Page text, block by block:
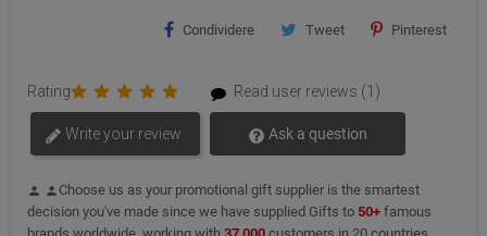
Condividere Tweet Pinterest
Rating Read user reviews (1)
Write your review Ask a question
person personChoose us as your promotional gift supplier is the smartest
decision you've made since we have supplied Gifts to 50+ famous